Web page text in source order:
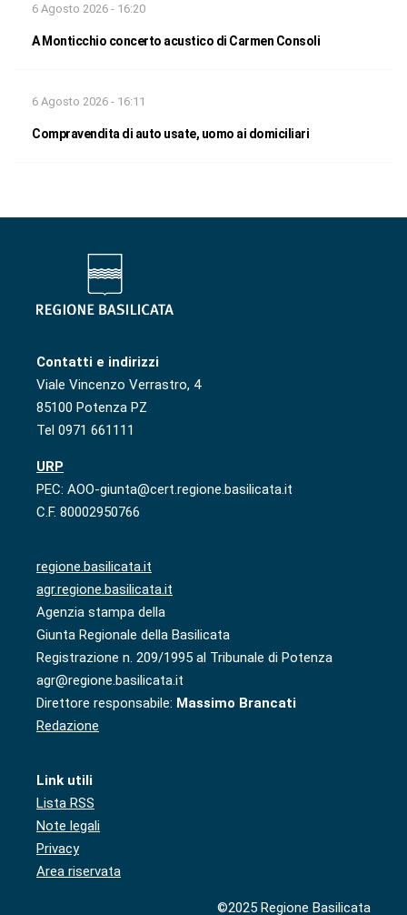
6 Agosto 2026 - 16:20
A Monticchio concerto acustico di Carmen Consoli
6 Agosto 2026 - 16:11
Compravendita di auto usate, uomo ai domiciliari
Contatti e indirizzi
Viale Vincenzo Verrastro, 4
85100 Potenza PZ
Tel 0971 661111
URP
PEC: AOO-giunta@cert.regione.basilicata.it
C.F. 80002950766
regione.basilicata.it
agr.regione.basilicata.it
Agenzia stampa della
Giunta Regionale della Basilicata
Registrazione n. 209/1995 al Tribunale di Potenza
agr@regione.basilicata.it
Direttore responsabile: Massimo Brancati
Redazione
Link utili
Lista RSS
Note legali
Privacy
Area riservata
©2025 Regione Basilicata